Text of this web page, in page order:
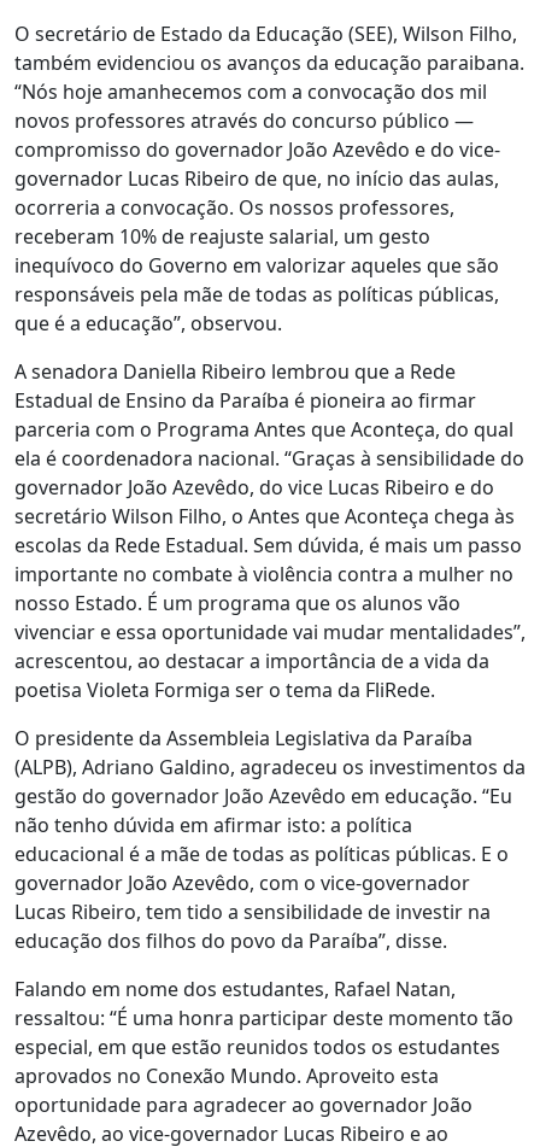
O secretário de Estado da Educação (SEE), Wilson Filho,
também evidenciou os avanços da educação paraibana.
“Nós hoje amanhecemos com a convocação dos mil
novos professores através do concurso público —
compromisso do governador João Azevêdo e do vice-
governador Lucas Ribeiro de que, no início das aulas,
ocorreria a convocação. Os nossos professores,
receberam 10% de reajuste salarial, um gesto
inequívoco do Governo em valorizar aqueles que são
responsáveis pela mãe de todas as políticas públicas,
que é a educação”, observou.
A senadora Daniella Ribeiro lembrou que a Rede
Estadual de Ensino da Paraíba é pioneira ao firmar
parceria com o Programa Antes que Aconteça, do qual
ela é coordenadora nacional. “Graças à sensibilidade do
governador João Azevêdo, do vice Lucas Ribeiro e do
secretário Wilson Filho, o Antes que Aconteça chega às
escolas da Rede Estadual. Sem dúvida, é mais um passo
importante no combate à violência contra a mulher no
nosso Estado. É um programa que os alunos vão
vivenciar e essa oportunidade vai mudar mentalidades”,
acrescentou, ao destacar a importância de a vida da
poetisa Violeta Formiga ser o tema da FliRede.
O presidente da Assembleia Legislativa da Paraíba
(ALPB), Adriano Galdino, agradeceu os investimentos da
gestão do governador João Azevêdo em educação. “Eu
não tenho dúvida em afirmar isto: a política
educacional é a mãe de todas as políticas públicas. E o
governador João Azevêdo, com o vice-governador
Lucas Ribeiro, tem tido a sensibilidade de investir na
educação dos filhos do povo da Paraíba”, disse.
Falando em nome dos estudantes, Rafael Natan,
ressaltou: “É uma honra participar deste momento tão
especial, em que estão reunidos todos os estudantes
aprovados no Conexão Mundo. Aproveito esta
oportunidade para agradecer ao governador João
Azevêdo, ao vice-governador Lucas Ribeiro e ao